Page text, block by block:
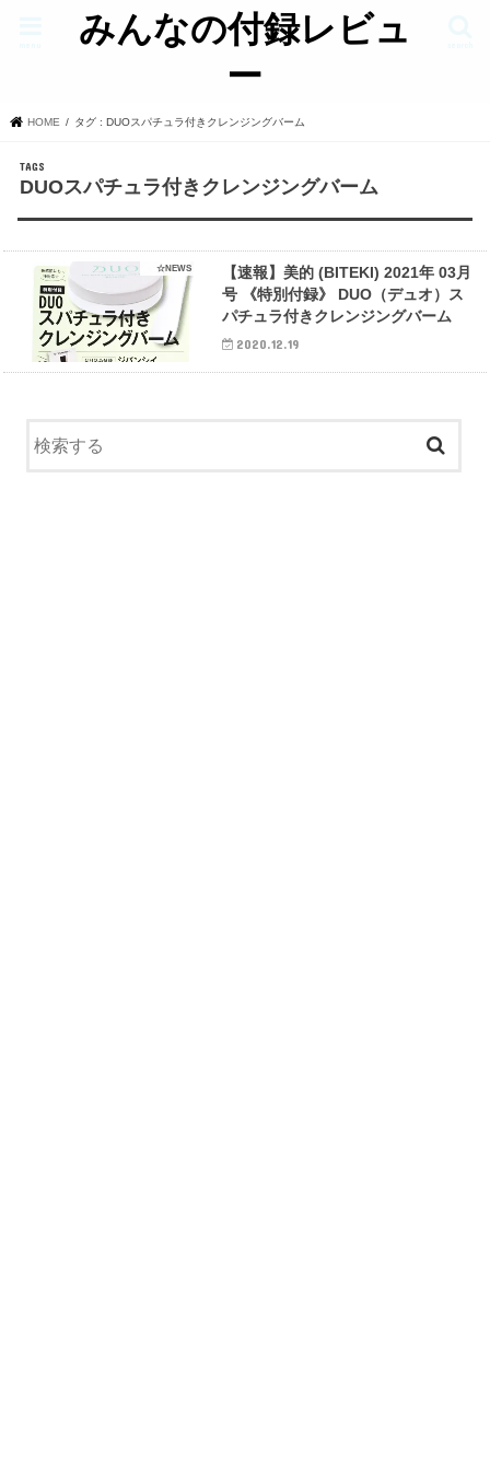
みんなの付録レビュ
ー
HOME タグ : DUOスパチュラ付きクレンジングバーム
DUOスパチュラ付きクレンジングバーム
☆NEWS
【速報】美的 (BITEKI) 2021年 03月
号 《特別付録》 DUO（デュオ）ス
パチュラ付きクレンジングバーム
2020.12.19